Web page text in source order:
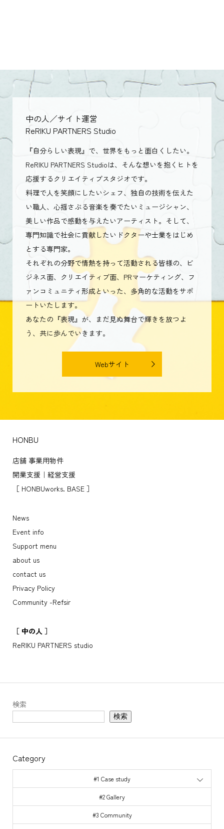
中の人／サイト運営
ReRIKU PARTNERS Studio
『自分らしい表現』で、世界をもっと面白くしたい。
ReRIKU PARTNERS Studioは、そんな想いを抱くヒトを
応援するクリエイティブスタジオです。
料理で人を笑顔にしたいシェフ、独自の技術を伝えた
い職人、心揺さぶる音楽を奏でたいミュージシャン、
美しい作品で感動を与えたいアーティスト。そして、
専門知識で社会に貢献したいドクターや士業をはじめ
とする専門家。
それぞれの分野で情熱を持って活動される皆様の、ビ
ジネス面、クリエイティブ面、PRマーケティング、フ
ァンコミュニティ形成といった、多角的な活動をサポ
ートいたします。
あなたの『表現』が、まだ見ぬ舞台で輝きを放つよ
う、共に歩んでいきます。
Webサイト
HONBU
店舗 事業用物件
開業支援｜経営支援
［ HONBUworks. BASE ］
News
Event info
Support menu
about us
contact us
Privacy Policy
Community -Refsir
［ 中の人 ］
ReRIKU PARTNERS studio
検索
検索
Category
#1 Case study
#2 Gallery
#3 Community